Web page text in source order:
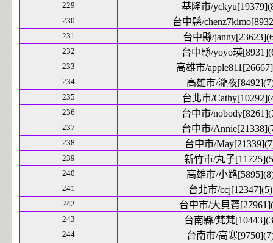
229 基隆市/
230 台中縣/
231 台中縣/
232 台中縣/yoyo瑛
233 高雄市/
234 高雄市/瀧夜
235 台北市/
236 台中市/
237 台中市/
238 台中市/
239 新竹市/丸子
240 高雄市/小路
241 台北市/ccj[12347](5)
242 台中市/大貝寶
243 台南縣/梵梵
244 台南市/高寒